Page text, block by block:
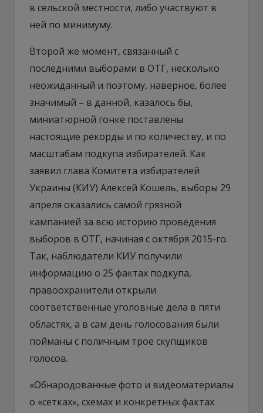
в сельской местности, либо участвуют в
ней по минимуму.
Второй же момент, связанный с
последними выборами в ОТГ, несколько
неожиданный и поэтому, наверное, более
значимый – в данной, казалось бы,
миниатюрной гонке поставлены
настоящие рекорды и по количеству, и по
масштабам подкупа избирателей. Как
заявил глава Комитета избирателей
Украины (КИУ) Алексей Кошель, выборы 29
апреля оказались самой грязной
кампанией за всю историю проведения
выборов в ОТГ, начиная с октября 2015-го.
Так, наблюдатели КИУ получили
информацию о 25 фактах подкупа,
правоохранители открыли
соответственные уголовные дела в пяти
областях, а в сам день голосования были
пойманы с поличным трое скупщиков
голосов.
«Обнародованные фото и видеоматериалы
о «сетках», схемах и конкретных фактах